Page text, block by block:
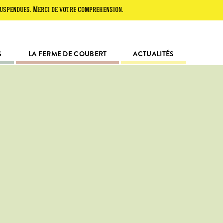
Merci de votre compréhension.
LA FERME DE COUBERT ACTUALITÉS